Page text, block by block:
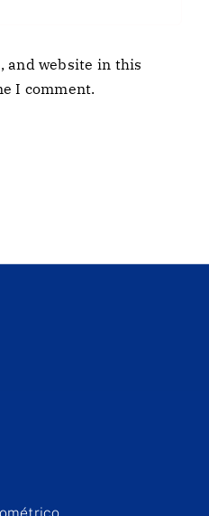
and website in this
I comment.
Services